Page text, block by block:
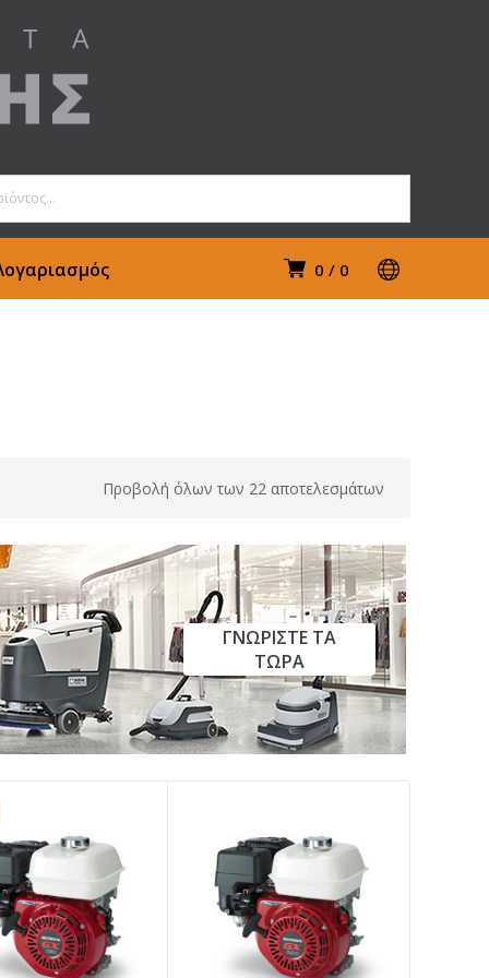
0 0
Προβολή όλων των 22 αποτελεσμάτων
ΓΝΩΡΙΣΤΕ ΤΑ
ΤΩΡΑ